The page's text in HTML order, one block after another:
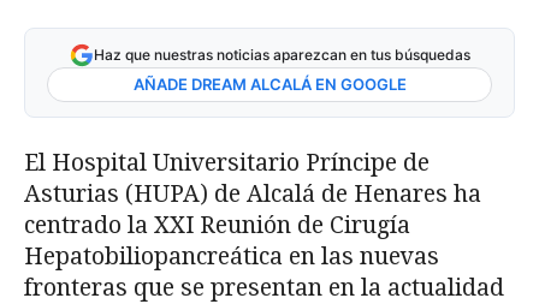
Haz que nuestras noticias aparezcan en tus búsquedas
AÑADE DREAM ALCALÁ EN GOOGLE
El Hospital Universitario Príncipe de
Asturias (HUPA) de Alcalá de Henares ha
centrado la XXI Reunión de Cirugía
Hepatobiliopancreática en las nuevas
fronteras que se presentan en la actualidad